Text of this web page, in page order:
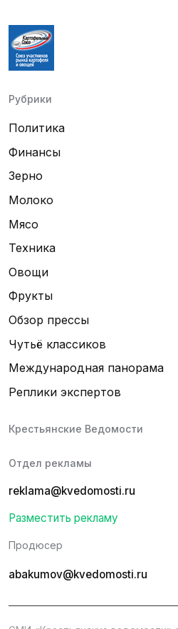
Рубрики
Политика
Финансы
Зерно
Молоко
Мясо
Техника
Овощи
Фрукты
Обзор прессы
Чутьё классиков
Международная панорама
Реплики экспертов
Крестьянские Ведомости
Отдел рекламы
reklama@kvedomosti.ru
Разместить рекламу
Продюсер
abakumov@kvedomosti.ru